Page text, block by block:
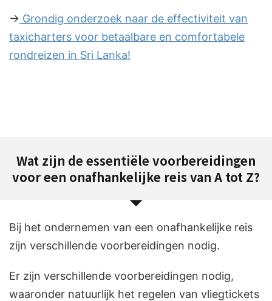
→ Grondig onderzoek naar de effectiviteit van
taxicharters voor betaalbare en comfortabele
rondreizen in Sri Lanka!
Wat zijn de essentiële voorbereidingen
voor een onafhankelijke reis van A tot Z?
Bij het ondernemen van een onafhankelijke reis
zijn verschillende voorbereidingen nodig.
Er zijn verschillende voorbereidingen nodig,
waaronder natuurlijk het regelen van vliegtickets